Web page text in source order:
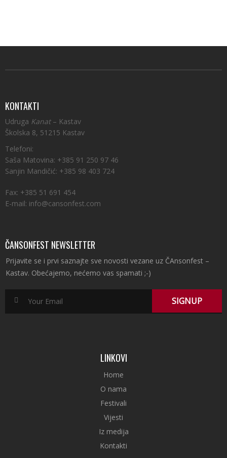
KONTAKTI
Udruga Kanat– Kastav
Školska 8, 51215 Kastav
Telefoni:
Saša Matovina: +385 91 250 97 46
Sanjin Mandičić: +385 98 403 724
Fax: +385 51 691 454
E-mail: info@cansonfest.com
ČANSONFEST NEWSLETTER
Prijavite se i prvi saznajte sve novosti vezane uz ČAnsonfest –
Kastav. Obećajemo, nećemo vas spamati ;-)
LINKOVI
Home
O nama
Festivali
Vijesti
Iz medija
Kontakti